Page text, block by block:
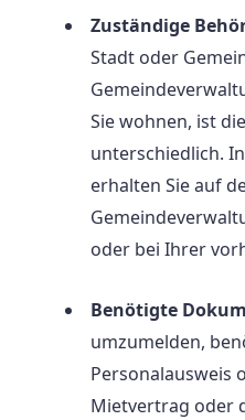
Zuständige
Stadt oder
Sie wohnen, ist
unterschiedlich.
erhalten Sie auf
oder bei Ihrer
Benötigte
umzumelden,
Personalausweis
Mietvertrag oder